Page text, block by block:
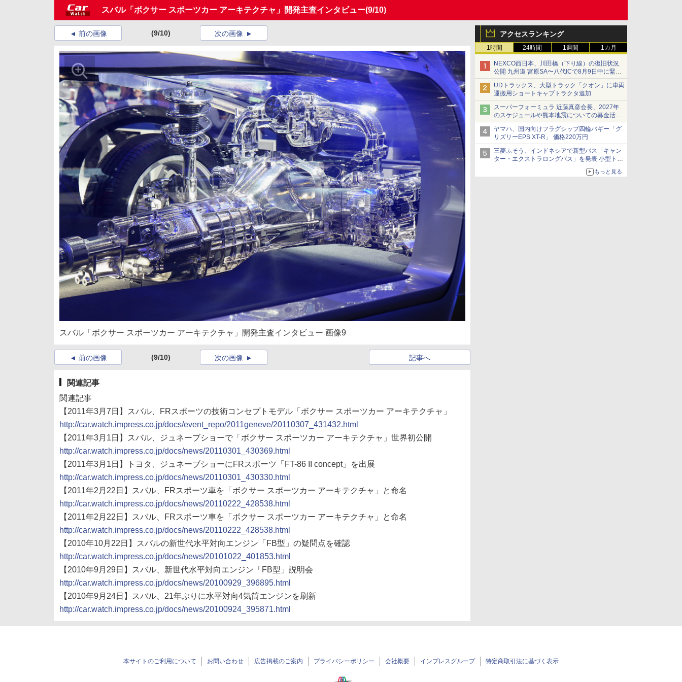
スバル「ボクサー スポーツカー アーキテクチャ」開発主査インタビュー(9/10)
アクセスランキング
1時間 24時間 1週間 1カ月
NEXCO西日本、川田橋（下り線）の復旧状況
公開 九州道 宮原SA〜八代ICで8月9日中に緊急
車両を通行可能に
UDトラックス、大型トラック「クオン」に車両
運搬用ショートキャブトラクタ追加
スーパーフォーミュラ 近藤真彦会長、2027年
のスケジュールや熊本地震についての募金活動
を紹介
ヤマハ、国内向けフラグシップ四輪バギー「グ
リズリーEPS XT-R」 価格220万円
三菱ふそう、インドネシアで新型バス「キャン
ター・エクストラロングバス」を発表 小型トラ
ックベースの観光・旅客輸送向けバス
もっと見る
前の画像 (9/10) 次の画像
スバル「ボクサー スポーツカー アーキテクチャ」開発主査インタビュー 画像9
前の画像 (9/10) 記事へ
次の画像
関連記事
関連記事
【2011年3月7日】スバル、FRスポーツの技術コンセプトモデル「ボクサー スポーツカー アーキテクチャ」
http://car.watch.impress.co.jp/docs/event_repo/2011geneve/20110307_431432.html
【2011年3月1日】スバル、ジュネーブショーで「ボクサー スポーツカー アーキテクチャ」世界初公開
http://car.watch.impress.co.jp/docs/news/20110301_430369.html
【2011年3月1日】トヨタ、ジュネーブショーにFRスポーツ「FT-86 II concept」を出展
http://car.watch.impress.co.jp/docs/news/20110301_430330.html
【2011年2月22日】スバル、FRスポーツ車を「ボクサー スポーツカー アーキテクチャ」と命名
http://car.watch.impress.co.jp/docs/news/20110222_428538.html
【2011年2月22日】スバル、FRスポーツ車を「ボクサー スポーツカー アーキテクチャ」と命名
http://car.watch.impress.co.jp/docs/news/20110222_428538.html
【2010年10月22日】スバルの新世代水平対向エンジン「FB型」の疑問点を確認
http://car.watch.impress.co.jp/docs/news/20101022_401853.html
【2010年9月29日】スバル、新世代水平対向エンジン「FB型」説明会
http://car.watch.impress.co.jp/docs/news/20100929_396895.html
【2010年9月24日】スバル、21年ぶりに水平対向4気筒エンジンを刷新
http://car.watch.impress.co.jp/docs/news/20100924_395871.html
本サイトのご利用について お問い合わせ 広告掲載のご案内 プライバシーポリシー 会社概要 インプレスグループ 特定商取引法に基づく表示